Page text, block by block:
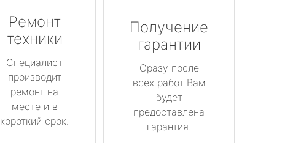
Ремонт
техники
Специалист
производит
ремонт на
месте и в
короткий срок.
Получение
гарантии
Сразу после
всех работ Вам
будет
предоставлена
гарантия.